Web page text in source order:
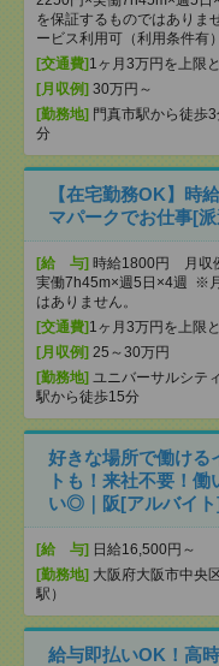
を保証するものではあり
ービス利用可（利用条件有）
[交通費] 1ヶ月3万円を上限
[月収例] 30万円～
[勤務地] 門真市駅から徒歩
分
【在宅勤務OK】時
マパークでお仕事[
[給 与] 時給1800円 月収
実働7h45m×週5日×4週 ※
はありません。
[交通費] 1ヶ月3万円を上限
[月収例] 25～30万円
[勤務地] ユニバーサルシテ
駅から徒歩15分
好きな場所で働け
トも！来社不要！
い◎｜阪[アルバイ
[給 与] 日給16,500円～
[勤務地] 大阪府大阪市中央
駅）
給与即払いOK！高